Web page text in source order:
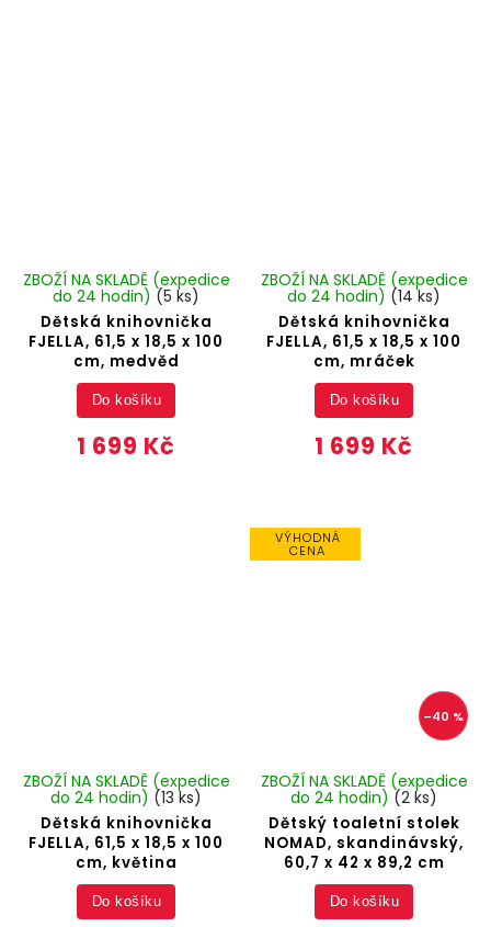
Dětská knihovnička
FJELLA, 61,5 x 18,5 x 100
cm, medvěd
ZBOŽÍ NA SKLADĚ (expedice
do 24 hodin) (5 ks)
1 699 Kč
Do košíku
Dětská knihovnička
FJELLA, 61,5 x 18,5 x 100
cm, mráček
ZBOŽÍ NA SKLADĚ (expedice
do 24 hodin) (14 ks)
1 699 Kč
Do košíku
Dětská knihovnička
FJELLA, 61,5 x 18,5 x 100
cm, květina
ZBOŽÍ NA SKLADĚ (expedice
do 24 hodin) (13 ks)
Do košíku
VÝHODNÁ
CENA
–40 %
Dětský toaletní stolek
NOMAD, skandinávský,
60,7 x 42 x 89,2 cm
ZBOŽÍ NA SKLADĚ (expedice
do 24 hodin) (2 ks)
Do košíku